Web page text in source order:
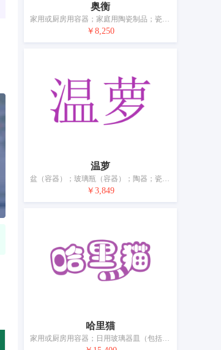
奥衡
家用或厨房用容器；家庭用陶瓷制品；瓷、陶瓷、陶土或玻璃艺术品；饮用器皿；盥洗室器具；刷子；食物保温容器；手动清洁器具；水缸（室内水族池）；诱杀昆虫用电力装置
￥8,250
温萝
盆（容器）；玻璃瓶（容器）；陶器；瓷器装饰品；饮用器皿；纸巾盒；梳；牙刷；化妆用具；清洁用布
￥3,849
哈里猫
家用或厨房用容器；日用玻璃器皿（包括杯、盘、壶、缸）；家庭用陶瓷制品；饮用器皿；盥洗室器具；刷子；电动牙刷；化妆用具；隔热容器；手动清洁器具